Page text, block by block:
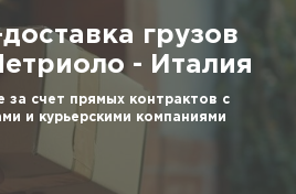
грузов
- Италия
за счет прямых контрактов с
и курьерскими компаниями